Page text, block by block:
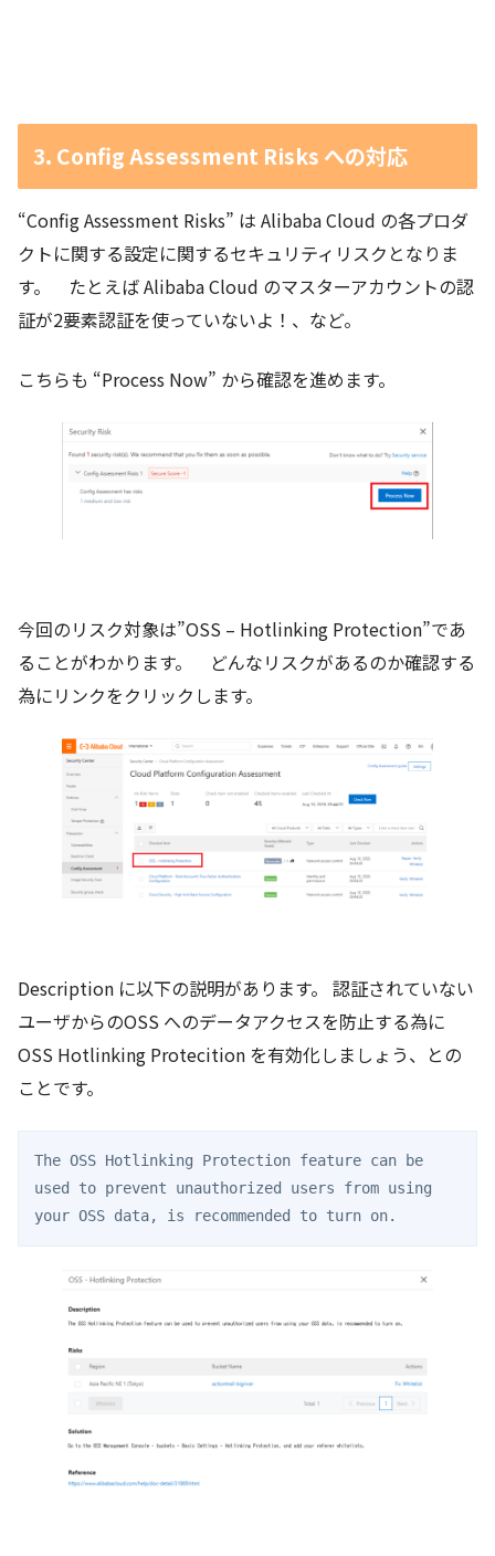
3. Config Assessment Risks への対応
“Config Assessment Risks” は Alibaba Cloud の各プロダ
クトに関する設定に関するセキュリティリスクとなりま
す。 たとえば Alibaba Cloud のマスターアカウントの認
証が2要素認証を使っていないよ！、など。
こちらも “Process Now” から確認を進めます。
今回のリスク対象は”OSS – Hotlinking Protection”であ
ることがわかります。 どんなリスクがあるのか確認する
為にリンクをクリックします。
Description に以下の説明があります。 認証されていない
ユーザからのOSS へのデータアクセスを防止する為に
OSS Hotlinking Protecition を有効化しましょう、との
ことです。
The OSS Hotlinking Protection feature can be
used to prevent unauthorized users from using
your OSS data, is recommended to turn on.